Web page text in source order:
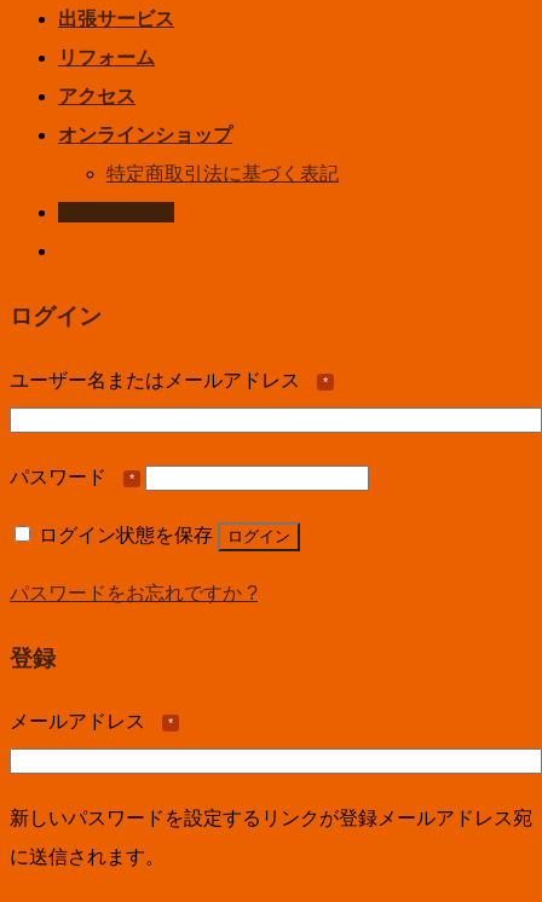
出張サービス
リフォーム
アクセス
オンラインショップ
特定商取引法に基づく表記
ログイン
ユーザー名またはメールアドレス *
パスワード *
ログイン状態を保存 ログイン
パスワードをお忘れですか ?
登録
メールアドレス *
新しいパスワードを設定するリンクが登録メールアドレス宛
に送信されます。